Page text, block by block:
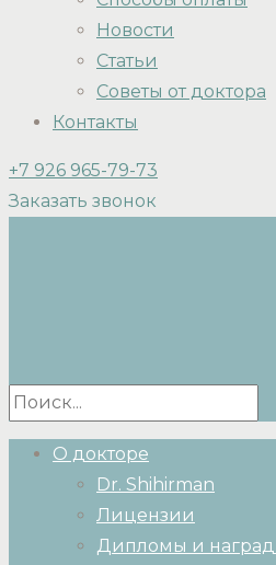
Новости
Статьи
Советы от доктора
Контакты
+7 926 965-79-73
Заказать звонок
О докторе
Dr. Shihirman
Лицензии
Дипломы и